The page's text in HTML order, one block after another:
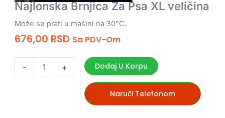
Najlonska Brnjica Za Psa XL veličina
Može se prati u mašini na 30°C.
676,00 RSD Sa PDV-Om
- + Dodaj U Korpu
Naruči Telefonom